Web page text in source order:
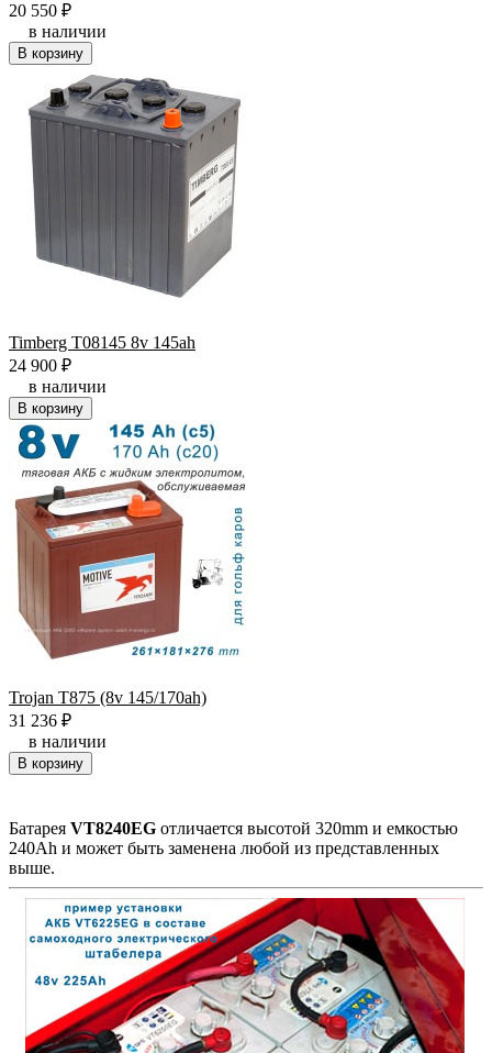
20 550 ₽
в наличии
В корзину
Timberg T08145 8v 145ah
24 900 ₽
в наличии
В корзину
Trojan T875 (8v 145/170ah)
31 236 ₽
в наличии
В корзину
Батарея VT8240EG отличается высотой 320mm и емкостью
240Ah и может быть заменена любой из представленных
выше.